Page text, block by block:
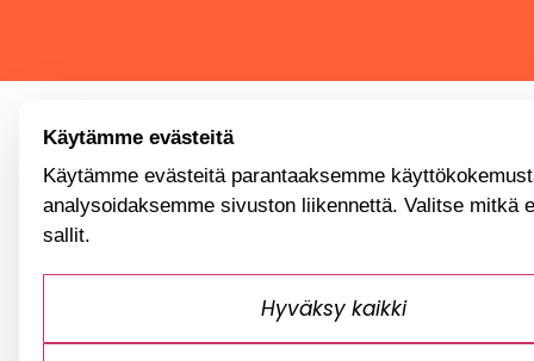
Käytämme evästeitä
Käytämme evästeitä parantaaksemme
analysoidaksemme sivuston liikennettä. Valitse mitkä
sallit.
Hyväksy kaikki